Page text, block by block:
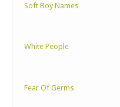
Soft Boy Names
White People
Fear Of Germs